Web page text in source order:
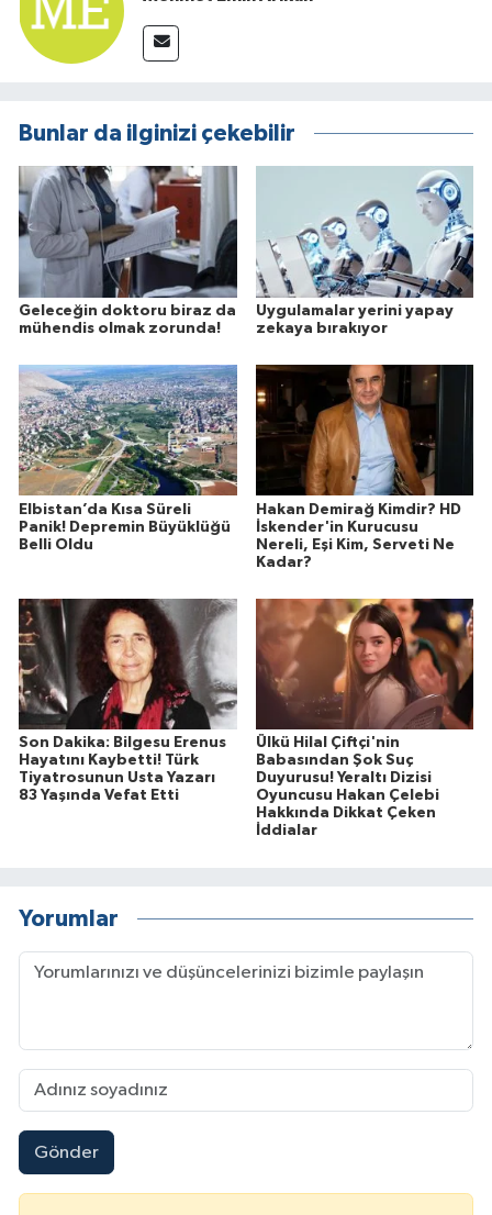
Bunlar da ilginizi çekebilir
Geleceğin doktoru biraz da
mühendis olmak zorunda!
Uygulamalar yerini yapay
zekaya bırakıyor
Elbistan’da Kısa Süreli
Panik! Depremin Büyüklüğü
Belli Oldu
Hakan Demirağ Kimdir? HD
İskender'in Kurucusu
Nereli, Eşi Kim, Serveti Ne
Kadar?
Son Dakika: Bilgesu Erenus
Hayatını Kaybetti! Türk
Tiyatrosunun Usta Yazarı
83 Yaşında Vefat Etti
Ülkü Hilal Çiftçi'nin
Babasından Şok Suç
Duyurusu! Yeraltı Dizisi
Oyuncusu Hakan Çelebi
Hakkında Dikkat Çeken
İddialar
Yorumlar
Gönder